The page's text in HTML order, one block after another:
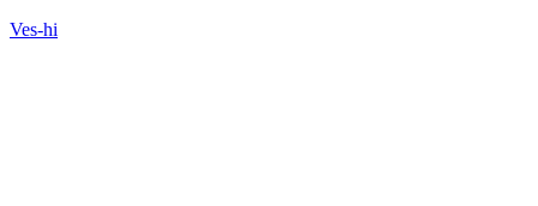
Ves-hi